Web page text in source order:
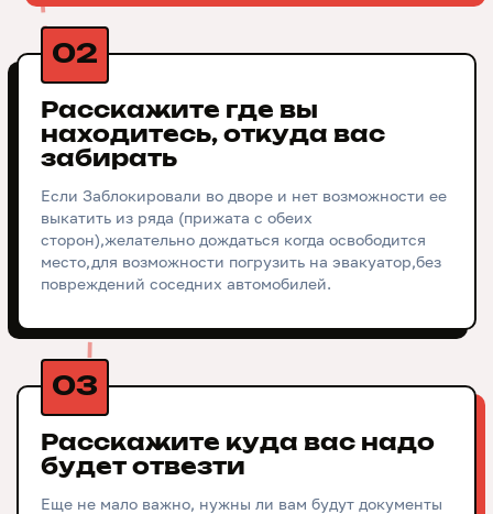
02
Расскажите где вы
находитесь, откуда вас
забирать
Если Заблокировали во дворе и нет возможности ее
выкатить из ряда (прижата с обеих
сторон),желательно дождаться когда освободится
место,для возможности погрузить на эвакуатор,без
повреждений соседних автомобилей.
03
Расскажите куда вас надо
будет отвезти
Еще не мало важно, нужны ли вам будут документы